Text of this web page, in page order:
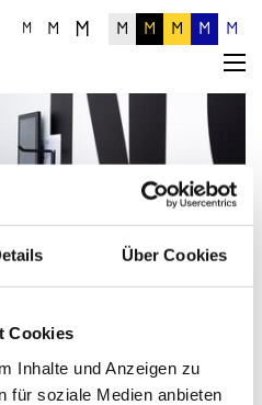
Über Cookies
Cookies
Inhalte und Anzeigen zu
für soziale Medien anbieten
M M M M M M M M
04/2009